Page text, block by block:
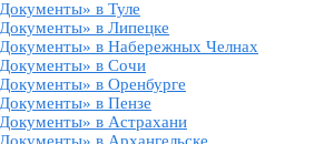
в Туле
в Липецке
в Набережных Челнах
в Сочи
в Оренбурге
в Пензе
в Астрахани